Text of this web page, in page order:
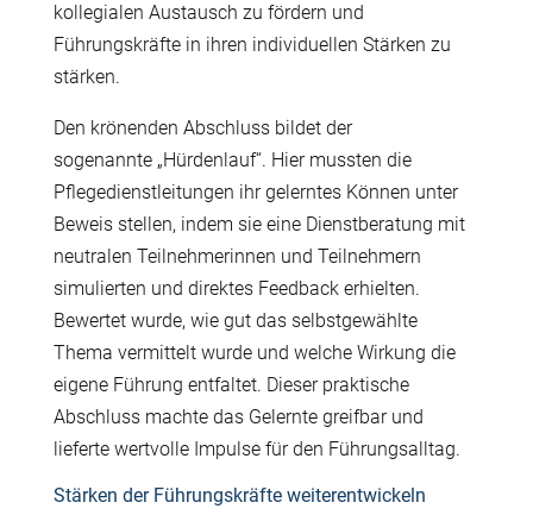
kollegialen Austausch zu fördern und
Führungskräfte in ihren individuellen Stärken zu
stärken.
Den krönenden Abschluss bildet der
sogenannte „Hürdenlauf“. Hier mussten die
Pflegedienstleitungen ihr gelerntes Können unter
Beweis stellen, indem sie eine Dienstberatung mit
neutralen Teilnehmerinnen und Teilnehmern
simulierten und direktes Feedback erhielten.
Bewertet wurde, wie gut das selbstgewählte
Thema vermittelt wurde und welche Wirkung die
eigene Führung entfaltet. Dieser praktische
Abschluss machte das Gelernte greifbar und
lieferte wertvolle Impulse für den Führungsalltag.
Stärken der Führungskräfte weiterentwickeln